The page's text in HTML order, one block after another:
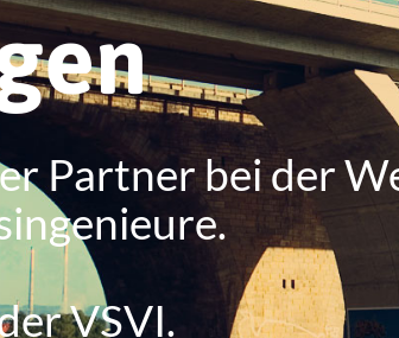
Partner bei der
VSVI.